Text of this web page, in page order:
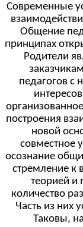
Современные
Общение
принципах
Родители
педагогов с
построения
новой
совместное
осознание
стремление к
теорией и
количество
Часть из них
Таковы,